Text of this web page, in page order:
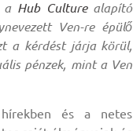
Hub Culturealapító
Ven-re épülő
a kérdést járja körül,
pénzek, mint a Ven
és a netes